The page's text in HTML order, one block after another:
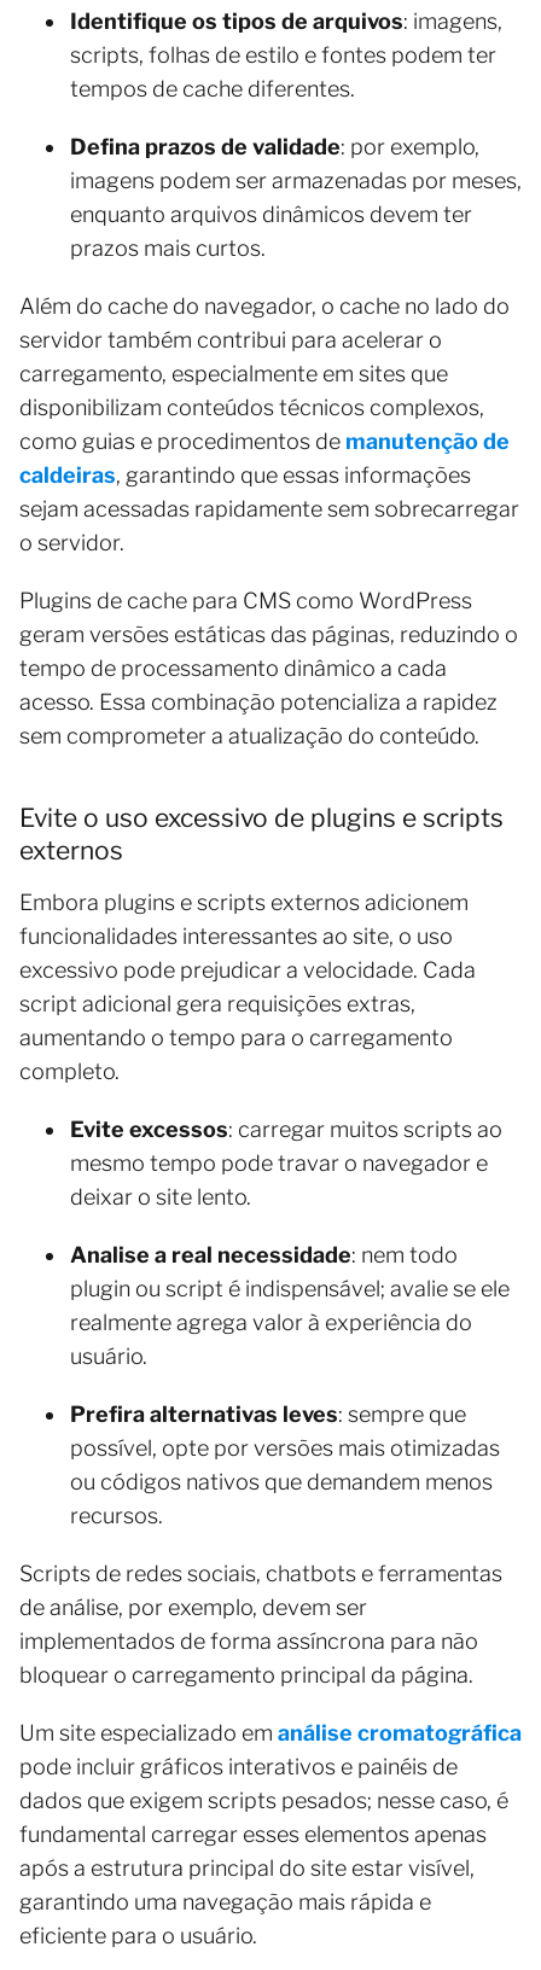
Identifique os tipos de arquivos: imagens,
scripts, folhas de estilo e fontes podem ter
tempos de cache diferentes.
Defina prazos de validade: por exemplo,
imagens podem ser armazenadas por meses,
enquanto arquivos dinâmicos devem ter
prazos mais curtos.
Além do cache do navegador, o cache no lado do
servidor também contribui para acelerar o
carregamento, especialmente em sites que
disponibilizam conteúdos técnicos complexos,
como guias e procedimentos de manutenção de
caldeiras, garantindo que essas informações
sejam acessadas rapidamente sem sobrecarregar
o servidor.
Plugins de cache para CMS como WordPress
geram versões estáticas das páginas, reduzindo o
tempo de processamento dinâmico a cada
acesso. Essa combinação potencializa a rapidez
sem comprometer a atualização do conteúdo.
Evite o uso excessivo de plugins e scripts
externos
Embora plugins e scripts externos adicionem
funcionalidades interessantes ao site, o uso
excessivo pode prejudicar a velocidade. Cada
script adicional gera requisições extras,
aumentando o tempo para o carregamento
completo.
Evite excessos: carregar muitos scripts ao
mesmo tempo pode travar o navegador e
deixar o site lento.
Analise a real necessidade: nem todo
plugin ou script é indispensável; avalie se ele
realmente agrega valor à experiência do
usuário.
Prefira alternativas leves: sempre que
possível, opte por versões mais otimizadas
ou códigos nativos que demandem menos
recursos.
Scripts de redes sociais, chatbots e ferramentas
de análise, por exemplo, devem ser
implementados de forma assíncrona para não
bloquear o carregamento principal da página.
Um site especializado em análise cromatográfica
pode incluir gráficos interativos e painéis de
dados que exigem scripts pesados; nesse caso, é
fundamental carregar esses elementos apenas
após a estrutura principal do site estar visível,
garantindo uma navegação mais rápida e
eficiente para o usuário.